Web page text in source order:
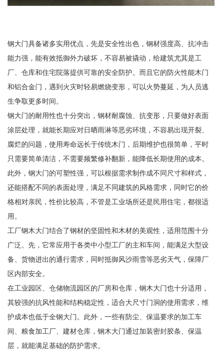
钢大门具备诸多实用优点，先是安全性出色，钢材强度高、抗冲击
能力强，能有效抵御外力破坏，不容易被撬动，给建筑尤其是工
厂、仓库和住宅院落提供可靠的安全防护。而且它的防火性能木门
和铝合金门，遇到火灾时轻易燃烧变形，可以火势蔓延，为人员逃
生争取更多时间。
钢大门的耐用性也十分突出，钢材耐腐蚀、抗变形，只要做好表面
涂层处理，就能长期应对日晒雨淋等恶劣环境，不容易出现开裂、
腐烂的问题，使用寿命远长于传统木门，后期维护也很简单，平时
只需要简单清洁，不需要频繁修补翻新，能降低长期使用的成本。
此外，钢大门的可塑性强，可以根据需求制作成不同尺寸和样式，
还能搭配不同的表面处理，满足不同建筑的风格需求，同时它的价
格相对亲民，性价比较高，不管是工业场所还是民用住宅，都很适
用。
工厂钢木大门结合了钢材的坚固性和木材的美观性，适用范围十分
广泛。先，它常应用于各类中小型工厂的主和车间，能满足大型设
备、货物进出的通行需求，同时抵御风沙雨雪等恶劣天气，保障厂
区内部安全。
在工业园区、仓储物流园区的厂房和仓库，钢木大门也十分适用，
其较强的抗风性能和结构稳定性，适合大尺寸门洞的使用需求，维
护成本也低于全钢大门。此外，一些有防尘、保温要求的加工车
间、粮食加工厂、建材仓库，钢木大门通过加装密封胶条、保温
层，就能满足基础的防护需求。